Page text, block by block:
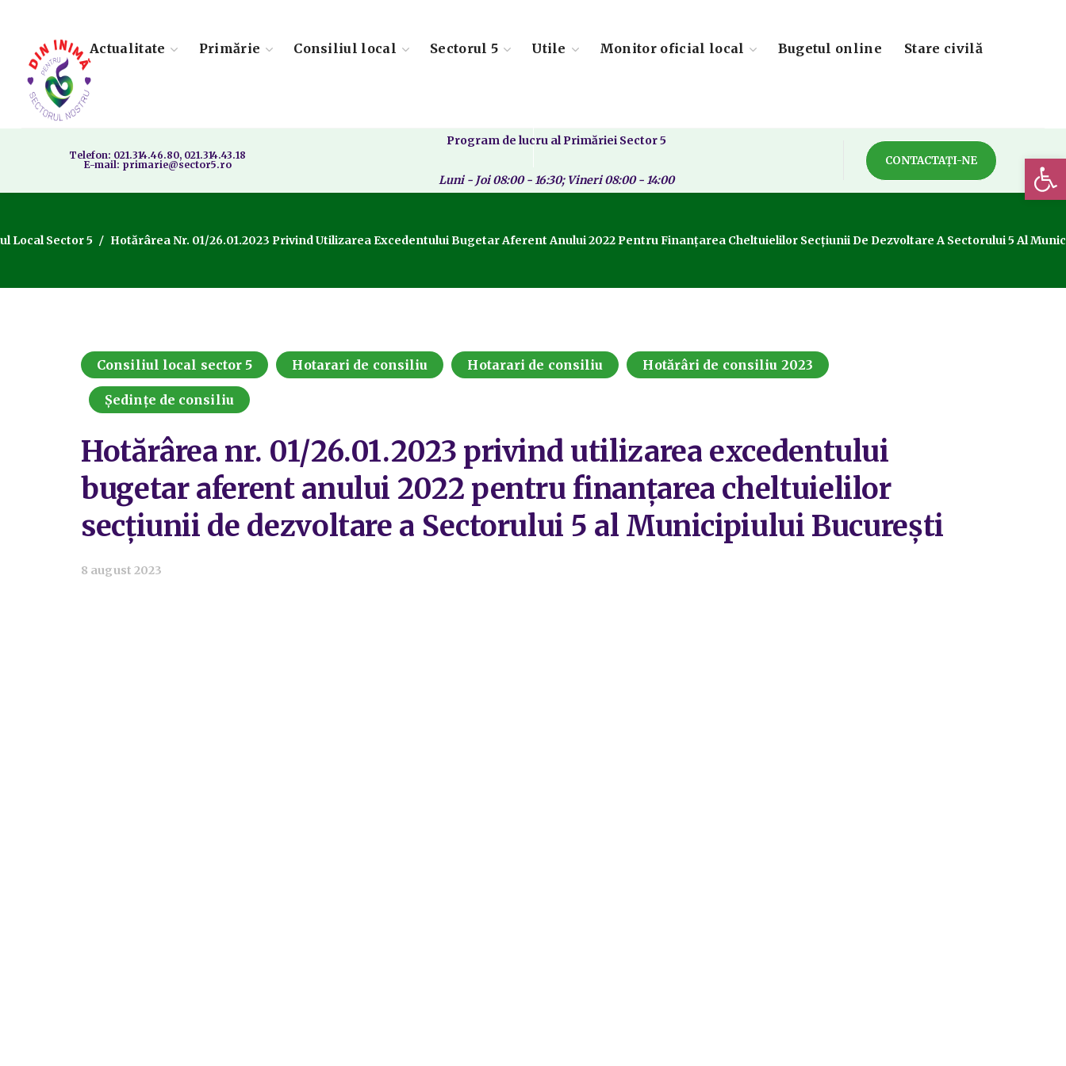
Actualitate Primărie Consiliul local Sectorul 5 Utile Monitor oficial local Bugetul online Stare civilă
Telefon: 021.314.46.80, 021.314.43.18
E-mail: primarie@sector5.ro
Program de lucru al Primăriei Sector 5
Luni - Joi 08:00 - 16:30; Vineri 08:00 - 14:00
CONTACTAȚI-NE
Local Sector 5 Hotărârea Nr. 01/26.01.2023 Privind Utilizarea Excedentului Bugetar Aferent Anului 2022 Pentru Finanțarea Cheltuielilor Secțiunii De Dezvoltare A Sectorului 5 Al
Consiliul local sector 5 Hotarari de consiliu Hotarari de consiliu Hotărâri de consiliu 2023
Ședințe de consiliu
Hotărârea nr. 01/26.01.2023 privind utilizarea excedentului
bugetar aferent anului 2022 pentru finanțarea cheltuielilor
secțiunii de dezvoltare a Sectorului 5 al Municipiului București
8 august 2023